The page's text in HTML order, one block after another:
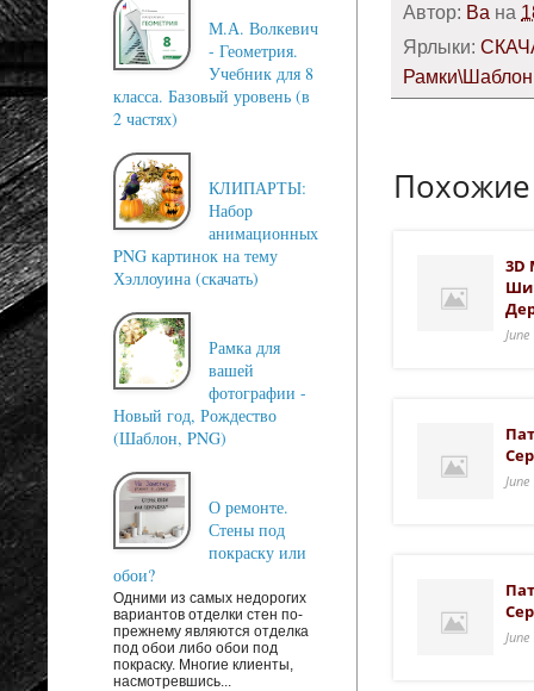
Автор: Ba на
Ярлыки:
3D
М.А. Волкевич
- Геометрия.
Учебник для 8
класса. Базовый уровень (в
2 частях)
КЛИПАРТЫ:
Набор
анимационных
PNG картинок на тему
Хэллоуина (скачать)
Рамка для
вашей
фотографии -
Новый год, Рождество
(Шаблон, PNG)
О ремонте.
Стены под
покраску или
обои?
Одними из самых недорогих
вариантов отделки стен по-
прежнему являются отделка
под обои либо обои под
покраску. Многие клиенты,
насмотревшись...